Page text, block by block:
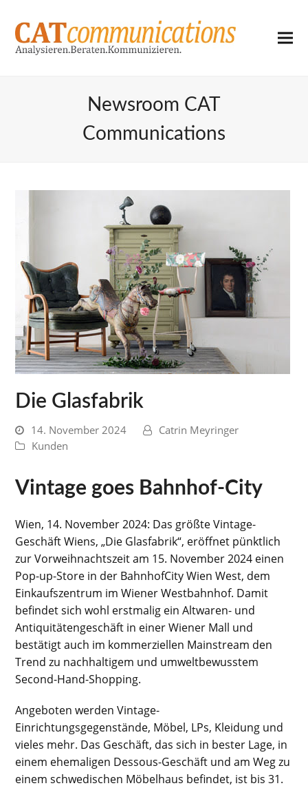
Newsroom CAT
Communications
Die Glasfabrik
14. November 2024
Catrin Meyringer
Kunden
Vintage goes Bahnhof-City
Wien, 14. November 2024: Das größte Vintage-
Geschäft Wiens, „Die Glasfabrik“, eröffnet pünktlich
zur Vorweihnachtszeit am 15. November 2024 einen
Pop-up-Store in der BahnhofCity Wien West, dem
Einkaufszentrum im Wiener Westbahnhof. Damit
befindet sich wohl erstmalig ein Altwaren- und
Antiquitätengeschäft in einer Wiener Mall und
bestätigt auch im kommerziellen Mainstream den
Trend zu nachhaltigem und umweltbewusstem
Second-Hand-Shopping.
Angeboten werden Vintage-
Einrichtungsgegenstände, Möbel, LPs, Kleidung und
vieles mehr. Das Geschäft, das sich in bester Lage, in
einem ehemaligen Dessous-Geschäft und am Weg zu
einem schwedischen Möbelhaus befindet, ist bis 31.